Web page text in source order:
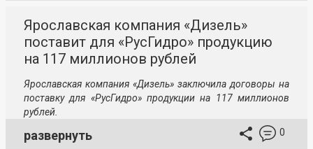
Ярославская компания «Дизель»
поставит для «РусГидро» продукцию
на 117 миллионов рублей
Ярославская компания «Дизель» заключила договоры на
поставку для «РусГидро» продукции на 117 миллионов
рублей.
развернуть 0